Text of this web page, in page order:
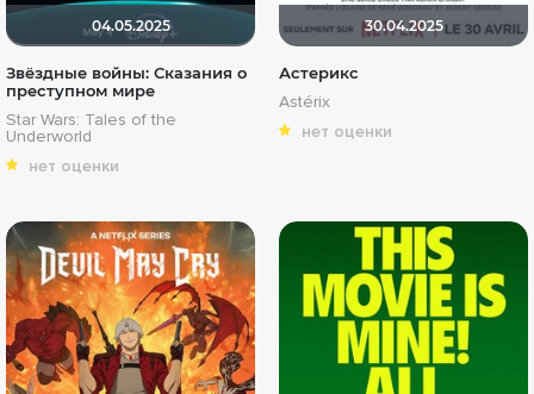
04.05.2025
Звёздные войны: Сказания о
преступном мире
Star Wars: Tales of the
Underworld
нет оценки
30.04.2025
Астерикс
Astérix
нет оценки